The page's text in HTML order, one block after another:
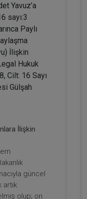
Borçlar
Sepete Ekle
Yavuz’a
sayı:3
Paylı
İlişkin
Hukuk
Cilt: 16 Sayı
Gülşah
İlişkin
güncel
olup; on